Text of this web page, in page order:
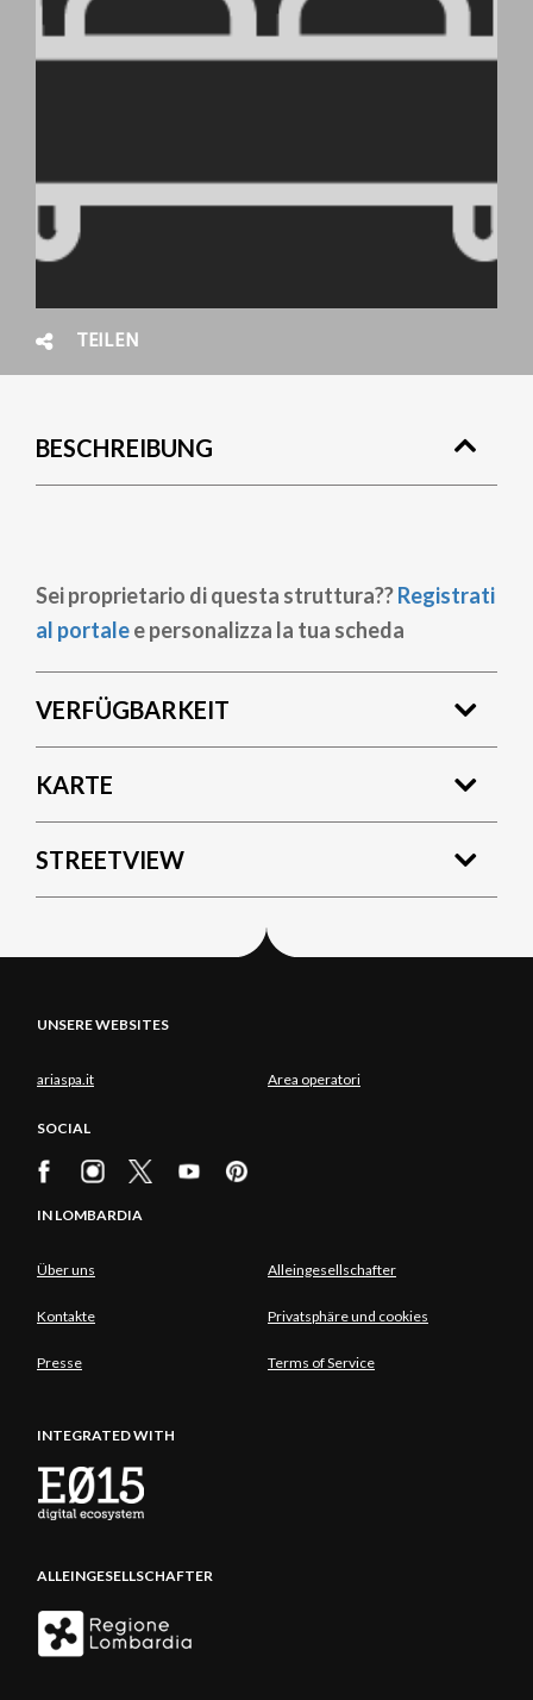
TEILEN
BESCHREIBUNG
Sei proprietario di questa struttura??Registrati
al portalee personalizza la tua scheda
VERFÜGBARKEIT
KARTE
STREETVIEW
UNSERE WEBSITES
ariaspa.it Area operatori
SOCIAL
IN LOMBARDIA
Über uns Alleingesellschafter
Kontakte Privatsphäre und cookies
Presse Terms of Service
INTEGRATED WITH
ALLEINGESELLSCHAFTER